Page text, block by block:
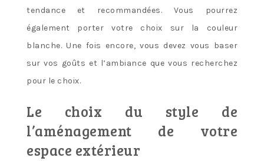
tendance et recommandées. Vous pourrez
également porter votre choix sur la couleur
blanche. Une fois encore, vous devez vous baser
sur vos goûts et l’ambiance que vous recherchez
pour le choix.
Le choix du style de
l’aménagement de votre
espace extérieur